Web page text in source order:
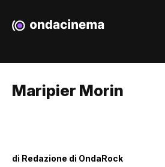
Maripier Morin
di Redazione di OndaRock